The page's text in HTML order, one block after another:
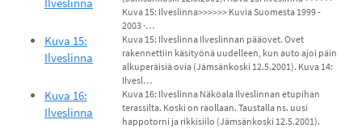
Kuva 15: Ilveslinna>>>>>> Kuvia Suomesta 1999 -
2003 ·…
Kuva 15:
Ilveslinna
Kuva 15: Ilveslinna Ilveslinnan pääovet. Ovet
rakennettiin käsityönä uudelleen, kun auto ajoi päin
alkuperäisiä ovia (Jämsänkoski 12.5.2001). Kuva 14:
Ilvesl…
Kuva 16:
Ilveslinna
Kuva 16: Ilveslinna Näköala Ilveslinnan etupihan
terassilta. Koski on raollaan. Taustalla ns. uusi
happotorni ja rikkisiilo (Jämsänkoski 12.5.2001).